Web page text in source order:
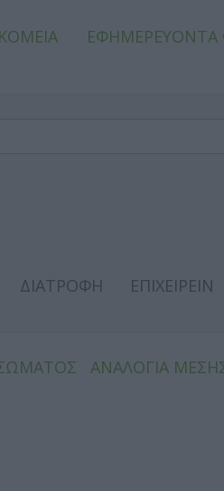
ΕΦΗΜΕΡΕΥΟΝΤΑ
ΔΙΑΤΡΟΦΗ ΕΠΙΧΕΙΡΕΙΝ
ΑΝΑΛΟΓΙΑ